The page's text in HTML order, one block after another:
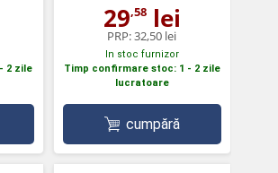
2 zile
29,58lei
PRP:32,50 lei
In stoc furnizor
Timp confirmare stoc: 1 - 2 zile
lucratoare
cumpără